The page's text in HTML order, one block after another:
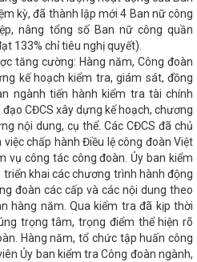
vận động người Việt Nam ưu
về việc mời báo giá nội dung
tiêu thụ sản phẩm Hà Tĩnh qua
trình phát triển thương
trưởng Bộ Công Thương nhân
4/2024)
Hà Tĩnh tăng 10
Ngoại giao – Kinh tế APEC
dựng Thái Bình Dương của
ĐỐC MỚI
Hà Tĩnh tổ
Phú
Công đoàn ngành
Công Thương - Một nhiệm kỳ
kết nối giao thương tại Hội
Sở Công thương Hà Tĩnh tích
bố danh sách Ban Chấp hành
Duy Lâm trúng cử Ủy viên
hội họp phiên bế mạc, Ban
lần thứ nhất.
Kiểm tra an
Công Thương tổ chức Chào
kỳ, đã thành lập mới 4 Ban nữ công
nâng tổng số Ban nữ công quần
133% chỉ tiêu nghị quyết).
tăng cường: Hàng năm, Công đoàn
kế hoạch kiểm tra, giám sát, đồng
ngành tiến hành kiểm tra tài chính
CĐCS xây dựng kế hoạch, chương
nội dung, cụ thể. Các CĐCS đã chủ
chấp hành Điều lệ công đoàn Việt
vụ công tác công đoàn. Ủy ban kiểm
khai các chương trình hành động
đoàn các cấp và các nội dung theo
hàng năm. Qua kiểm tra đã kịp thời
trọng tâm, trọng điểm thể hiện rõ
Hàng năm, tổ chức tập huấn công
Ủy ban kiểm tra Công đoàn ngành,